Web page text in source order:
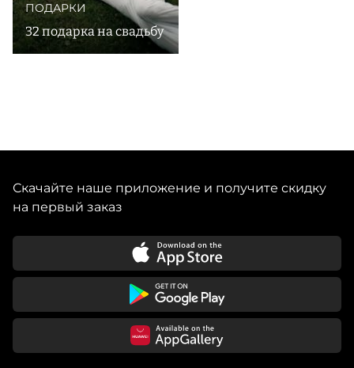
ПОДАРКИ
32 подарка на свадьбу
Скачайте наше приложение и получите скидку
на первый заказ